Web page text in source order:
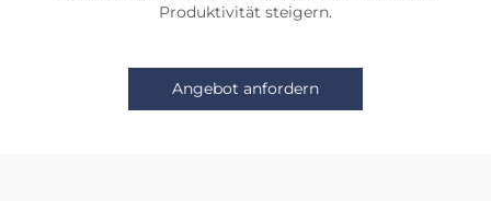
Produktivität steigern.
Angebot anfordern